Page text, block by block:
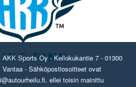
AKK Sports Oy - Kellokukantie 7 - 01300
Vantaa - Sähköpostiosoitteet ovat
ellei toisin mainittu